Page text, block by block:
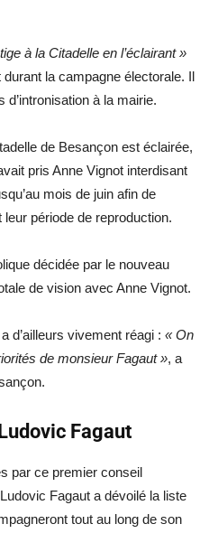
à la Citadelle en l’éclairant »
la campagne électorale. Il
d’intronisation à la mairie.
de Besançon est éclairée,
pris Anne Vignot interdisant
mois de juin afin de
période de reproduction.
décidée par le nouveau
de vision avec Anne Vignot.
d’ailleurs vivement réagi : « On
de monsieur Fagaut », a
Fagaut
par ce premier conseil
Fagaut a dévoilé la liste
tout au long de son